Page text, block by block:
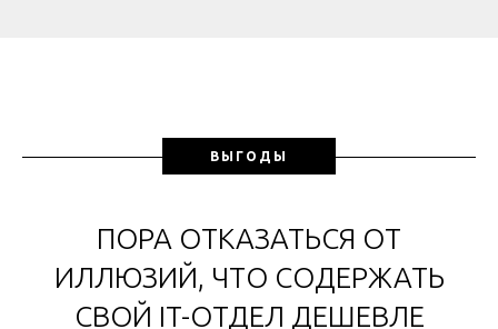
ВЫГОДЫ
ПОРА ОТКАЗАТЬСЯ ОТ
ИЛЛЮЗИЙ, ЧТО СОДЕРЖАТЬ
СВОЙ IT-ОТДЕЛ ДЕШЕВЛЕ